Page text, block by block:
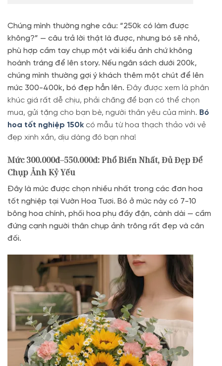
Chúng mình thường nghe câu: “250k có làm được
không?” — câu trả lời thật là được, nhưng bó sẽ nhỏ,
phù hợp cầm tay chụp một vài kiểu ảnh chứ không
hoành tráng để lên story. Nếu ngân sách dưới 200k,
chúng mình thường gợi ý khách thêm một chút để lên
mức 300-400k, bó đẹp hẳn lên. Đây được xem là phân
khúc giá rất dễ chịu, phải chăng để bạn có thể chọn
mua, gửi tặng cho bạn bè, người thân yêu của mình. Bó
hoa tốt nghiệp 150k có mẫu từ hoa thạch thảo với vẻ
đẹp xinh xắn, dịu dàng đó bạn nha!
Mức 300.000đ–550.000đ: Phổ Biến Nhất, Đủ Đẹp Để
Chụp Ảnh Kỷ Yếu
Đây là mức được chọn nhiều nhất trong các đơn hoa
tốt nghiệp tại Vườn Hoa Tươi. Bó ở mức này có 7-10
bông hoa chính, phối hoa phụ đầy đặn, cành dài — cầm
đứng cạnh người thân chụp ảnh trông rất đẹp và cân
đối.